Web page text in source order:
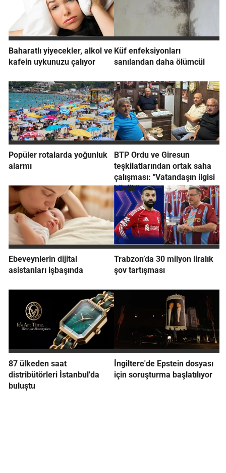
Baharatlı yiyecekler, alkol ve
kafein uykunuzu çalıyor
Küf enfeksiyonları
sanılandan daha ölümcül
Popüler rotalarda yoğunluk
alarmı
BTP Ordu ve Giresun
teşkilatlarından ortak saha
çalışması: "Vatandaşın ilgisi
büyük"
Ebeveynlerin dijital
asistanları işbaşında
Trabzon’da 30 milyon liralık
şov tartışması
87 ülkeden saat
distribütörleri İstanbul'da
buluştu
İngiltere'de Epstein dosyası
için soruşturma başlatılıyor